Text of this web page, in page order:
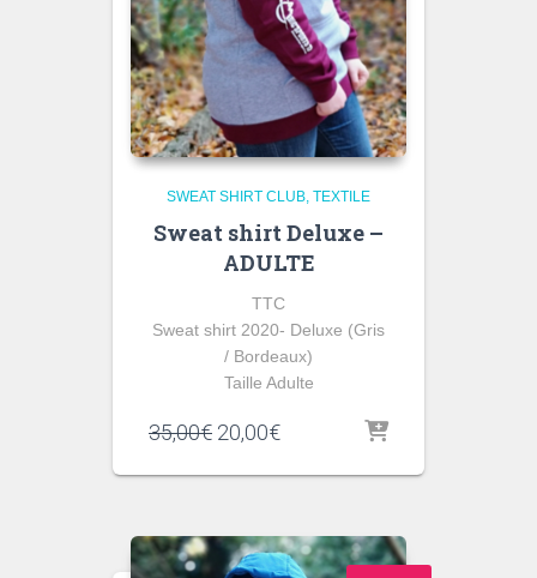
SWEAT SHIRT CLUB TEXTILE
Sweat shirt Deluxe –
ADULTE
TTC
Sweat shirt 2020- Deluxe (Gris
/ Bordeaux)
Taille Adulte
35,00€ Le
initial
35,00€.
20,00€Le
actuel
20,00€.